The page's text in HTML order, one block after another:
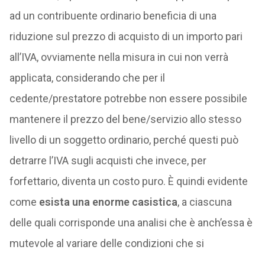
ad un contribuente ordinario beneficia di una
riduzione sul prezzo di acquisto di un importo pari
all’IVA, ovviamente nella misura in cui non verrà
applicata, considerando che per il
cedente/prestatore potrebbe non essere possibile
mantenere il prezzo del bene/servizio allo stesso
livello di un soggetto ordinario, perché questi può
detrarre l’IVA sugli acquisti che invece, per
forfettario, diventa un costo puro. È quindi evidente
come esista una enorme casistica, a ciascuna
delle quali corrisponde una analisi che è anch’essa è
mutevole al variare delle condizioni che si